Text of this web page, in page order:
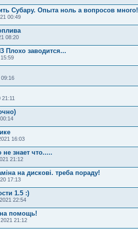
Субару. Опыта ноль а вопросов много!
00:49
08:20
Плохо заводится...
16:03
не знает что.....
21:12
на дискові. треба пораду!
17:13
1.5 :)
22:54
помощь!
21:12